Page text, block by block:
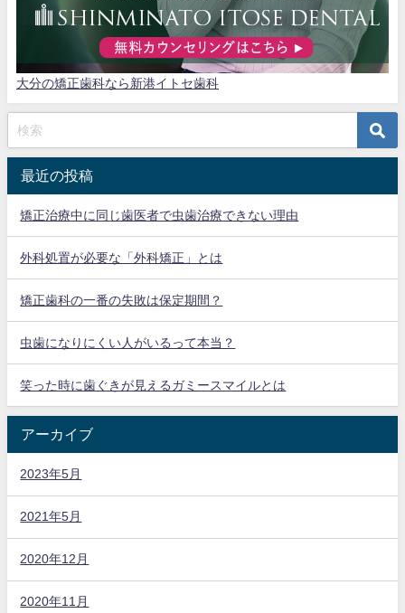
大分の矯正歯科なら新港イトセ歯科
最近の投稿
矯正治療中に同じ歯医者で虫歯治療できない理由
外科処置が必要な「外科矯正」とは
矯正歯科の一番の失敗は保定期間？
虫歯になりにくい人がいるって本当？
笑った時に歯ぐきが見えるガミースマイルとは
アーカイブ
2023年5月
2021年5月
2020年12月
2020年11月